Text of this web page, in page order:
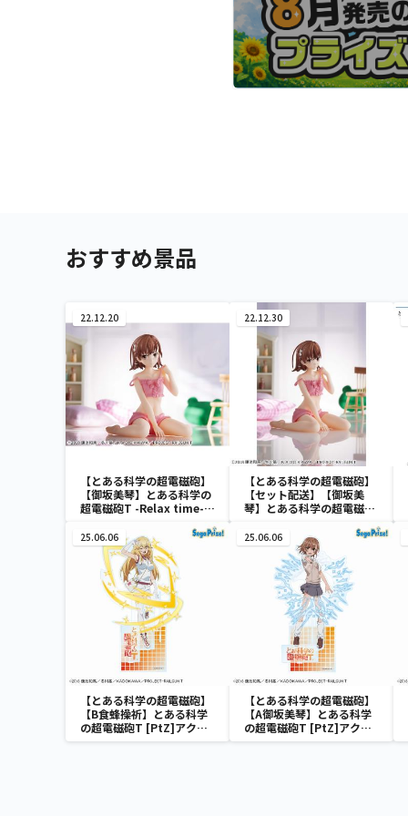
おすすめ景品
22.12.20
【とある科学の超電磁砲】
【御坂美琴】とある科学の
超電磁砲T -Relax time-御
22.12.30
【とある科学の超電磁砲】
【セット配送】【御坂美
琴】とある科学の超電磁砲
25.06.06
【とある科学の超電磁砲】
【B食蜂操祈】とある科学
の超電磁砲T [PtZ]アクリ
ルジオラマ
25.06.06
【とある科学の超電磁砲】
【A御坂美琴】とある科学
の超電磁砲T [PtZ]アクリ
ルジオラマ